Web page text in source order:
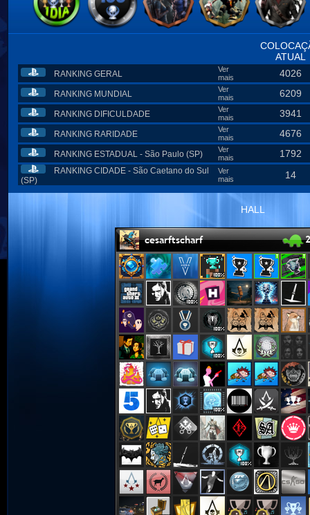
ATUAL
RANKING GERAL
Ver
mais
4026
RANKING MUNDIAL
Ver
mais
6209
RANKING DIFICULDADE
Ver
mais
3941
RANKING RARIDADE
Ver
mais
4676
RANKING ESTADUAL - São Paulo (SP)
Ver
mais
1792
RANKING CIDADE - São Caetano do Sul
(SP)
Ver
mais
14
HALL